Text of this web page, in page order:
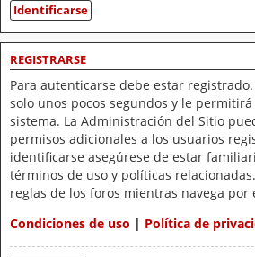
REGISTRARSE
Para autenticarse debe estar
solo unos pocos segundos y le
sistema. La Administración del Sitio
permisos adicionales a los usuarios
identificarse asegúrese de estar
términos de uso y políticas
reglas de los foros mientras navega por
Condiciones de uso | Política de